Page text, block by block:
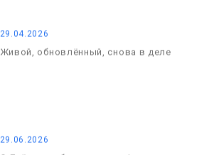
29.04.2026
Живой, обновлённый, снова в деле
29.06.2026